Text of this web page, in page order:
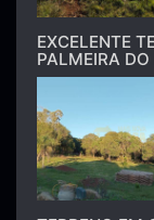
EXCELENTE
PALMEIRA DO